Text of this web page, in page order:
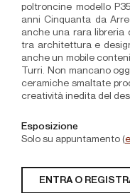
poltroncine modello
anni Cinquanta da
anche una rara libreria
tra architettura e
anche un mobile
Turri. Non mancano
ceramiche smaltate
creatività inedita del
Esposizione
Solo su appuntamento (
ENTRA O